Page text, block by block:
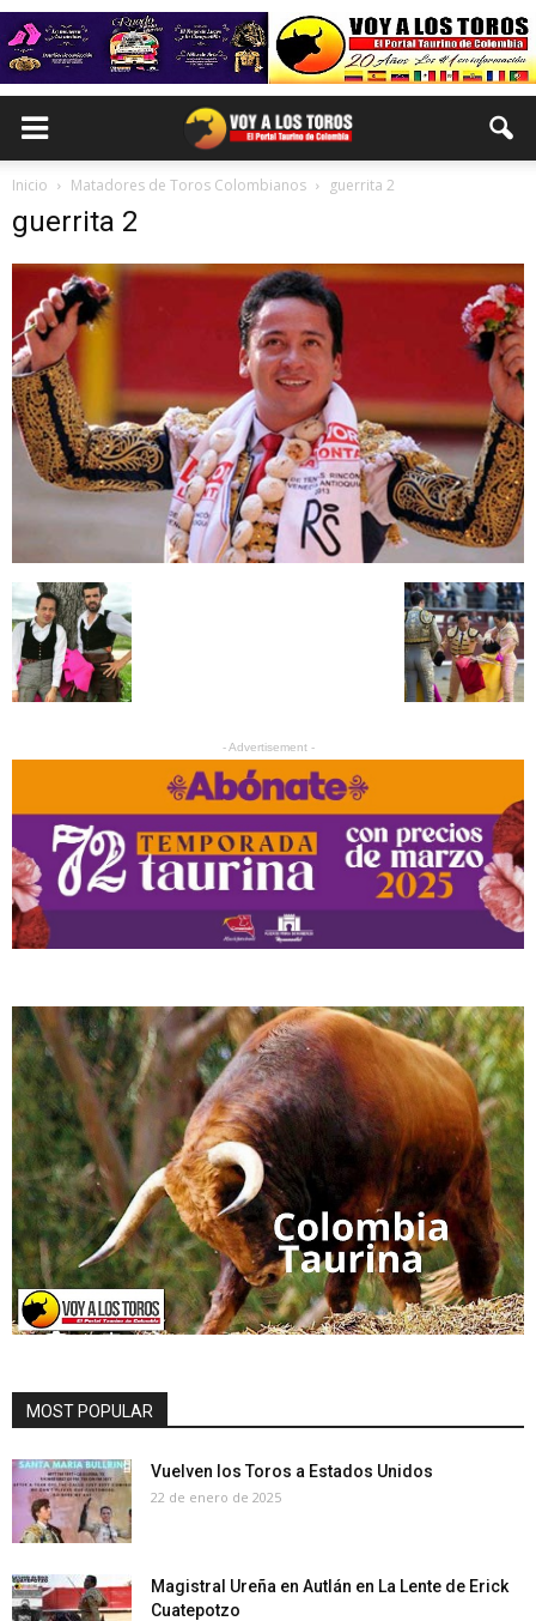
Inicio Matadores de Toros Colombianos guerrita 2
guerrita 2
- Advertisement -
MOST POPULAR
Vuelven los Toros a Estados Unidos
22 de enero de 2025
Magistral Ureña en Autlán en La Lente de Erick
Cuatepotzo